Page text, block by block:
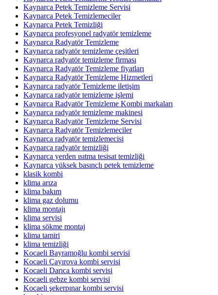
Kaynarca Petek Temizleme Servisi
Kaynarca Petek Temizlemeciler
Kaynarca Petek Temizliği
Kaynarca profesyonel radyatör temizleme
Kaynarca Radyatör Temizleme
Kaynarca radyatör temizleme çeşitleri
Kaynarca radyatör temizleme firması
Kaynarca Radyatör Temizleme fiyatları
Kaynarca Radyatör Temizleme Hizmetleri
Kaynarca radyatör Temizleme iletişim
Kaynarca radyatör temizleme işlemi
Kaynarca Radyatör Temizleme Kombi markaları
Kaynarca radyatör temizleme makinesi
Kaynarca Radyatör Temizleme Servisi
Kaynarca Radyatör Temizlemeciler
Kaynarca radyatör temizlemecisi
Kaynarca radyatör temizliği
Kaynarca yerden ısıtma tesisat temizliği
Kaynarca yüksek basınçlı petek temizleme
klasik kombi
klima arıza
klima bakım
klima gaz dolumu
klima montajı
klima servisi
klima sökme montaj
klima tamiri
klima temizliği
Kocaeli Bayramoğlu kombi servisi
Kocaeli Çayırova kombi servisi
Kocaeli Darıca kombi servisi
Kocaeli gebze kombi servisi
Kocaeli şekerpınar kombi servisi